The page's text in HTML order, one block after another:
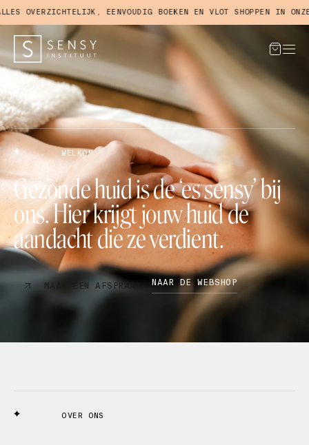
EENVOUDIG BOEKEN EN VLOT SHOPPEN IN ONZE WEBSHOP.
WELKOM
Gezonde huid is de ‘es sensy’ bij
ons. Hier krijgt jouw huid de
aandacht die ze verdient.
MAAK EEN AFSPRAAK NAAR DE WEBSHOP
OVER ONS